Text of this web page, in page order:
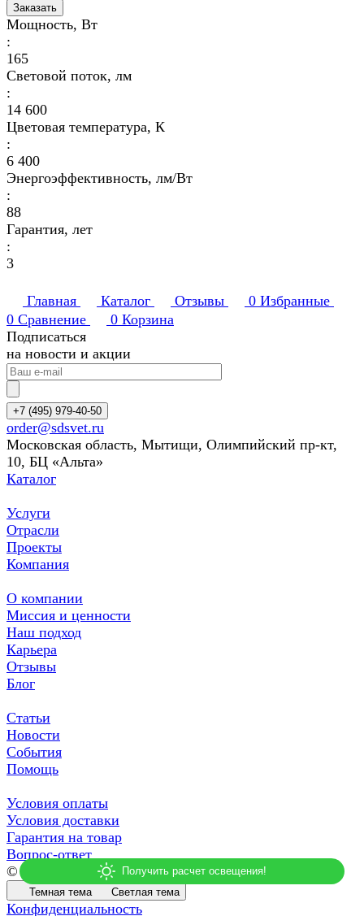
Заказать
Мощность, Вт
:
165
Световой поток, лм
:
14 600
Цветовая температура, К
:
6 400
Энергоэффективность, лм/Вт
:
88
Гарантия, лет
:
3
Главная Каталог Отзывы 0 Избранные
0 Сравнение 0 Корзина
Подписаться
на новости и акции
+7 (495) 979-40-50
order@sdsvet.ru
Московская область, Мытищи, Олимпийский пр-кт,
10, БЦ «Альта»
Каталог
Услуги
Отрасли
Проекты
Компания
О компании
Миссия и ценности
Наш подход
Карьера
Отзывы
Блог
Статьи
Новости
События
Помощь
Условия оплаты
Условия доставки
Гарантия на товар
Вопрос-ответ
© 2026 СДСВЕТ
Темная тема Светлая тема
Конфиденциальность